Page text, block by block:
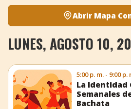
Abrir Mapa
LUNES, AGOSTO 10,
5:00 p. m. - 9:00 p.
La Identidad
Semanales
Bachata